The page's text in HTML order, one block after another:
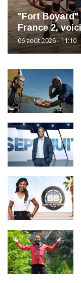
"Fort Boyard"
France 2,
06 août 2026 - 11:10